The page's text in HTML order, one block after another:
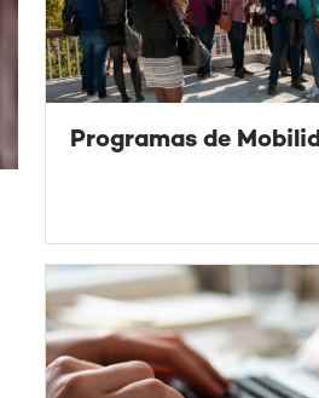
Programas de